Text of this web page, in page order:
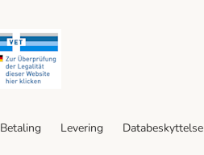
Betaling Levering Databeskyttelse